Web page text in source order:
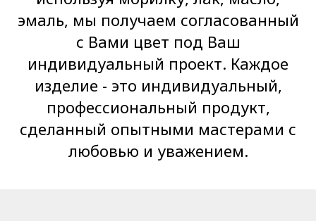
эмаль, мы получаем согласованный
с Вами цвет под Ваш
индивидуальный проект. Каждое
изделие - это индивидуальный,
профессиональный продукт,
сделанный опытными мастерами с
любовью и уважением.